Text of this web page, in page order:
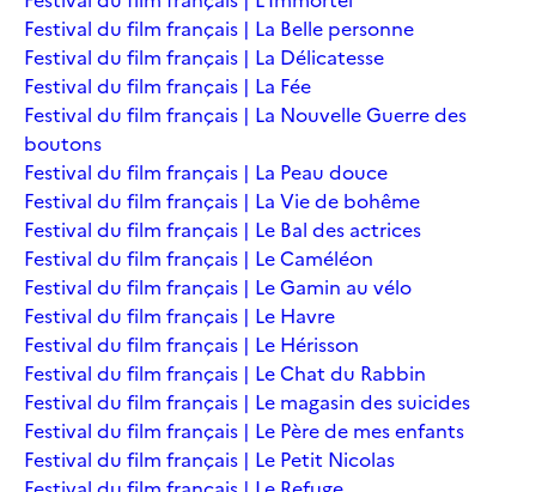
Festival du film français | La Belle personne
Festival du film français | La Délicatesse
Festival du film français | La Fée
Festival du film français | La Nouvelle Guerre des
boutons
Festival du film français | La Peau douce
Festival du film français | La Vie de bohême
Festival du film français | Le Bal des actrices
Festival du film français | Le Caméléon
Festival du film français | Le Gamin au vélo
Festival du film français | Le Havre
Festival du film français | Le Hérisson
Festival du film français | Le Chat du Rabbin
Festival du film français | Le magasin des suicides
Festival du film français | Le Père de mes enfants
Festival du film français | Le Petit Nicolas